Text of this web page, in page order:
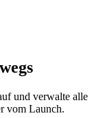
und verwalte alle
vom Launch.